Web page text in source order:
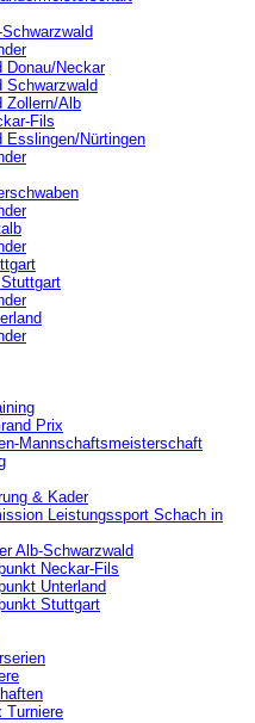
Donau/Neckar
Schwarzwald
Zollern/Alb
Fils
‎Esslingen/Nürtingen
Prix
Mannschaftsmeisterschaft
& Kader
Leistungssport Schach in
Alb-Schwarzwald
Neckar-Fils
Unterland
Stuttgart
Turniere